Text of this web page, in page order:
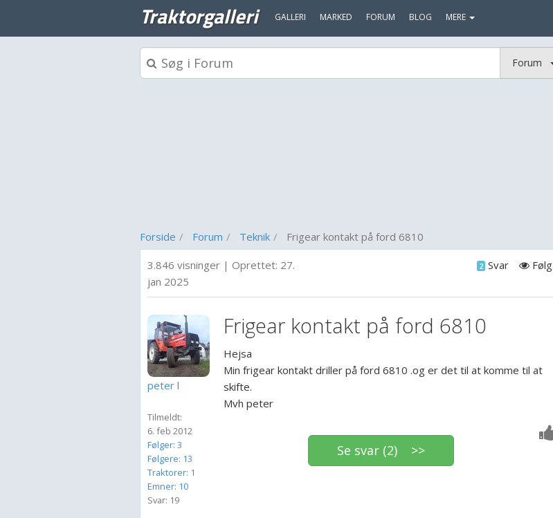
Traktorgalleri GALLERI MARKED FORUM BLOG MERE
Forum
Forside Forum Teknik Frigear kontakt på ford 6810
3.846 visninger | Oprettet: 27.
jan 2025
Følg
2 Svar
peter l
Tilmeldt:
6. feb 2012
Følger: 3
Følgere: 13
Traktorer: 1
Emner: 10
Svar: 19
Frigear kontakt på ford 6810
Hejsa
Min frigear kontakt driller på ford 6810 .og er det til at komme til at
skifte.
Mvh peter
Se svar (2) >>